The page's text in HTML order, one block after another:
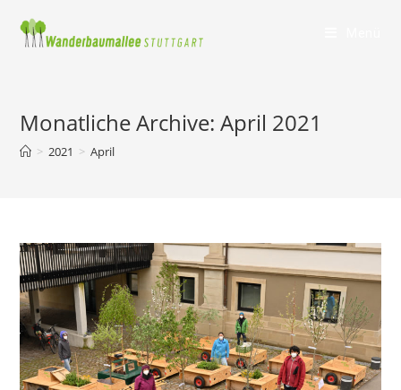
Monatliche Archive: April 2021
> 2021 > April